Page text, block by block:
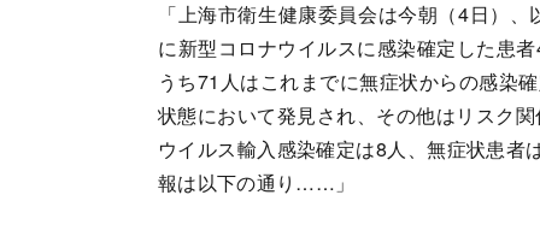
「上海市衛生健康委員会は今朝（4日）
に新型コロナウイルスに感染確定した患
うち71人はこれまでに無症状からの感染
状態において発見され、その他はリスク
ウイルス輸入感染確定は8人、無症状患
報は以下の通り……」